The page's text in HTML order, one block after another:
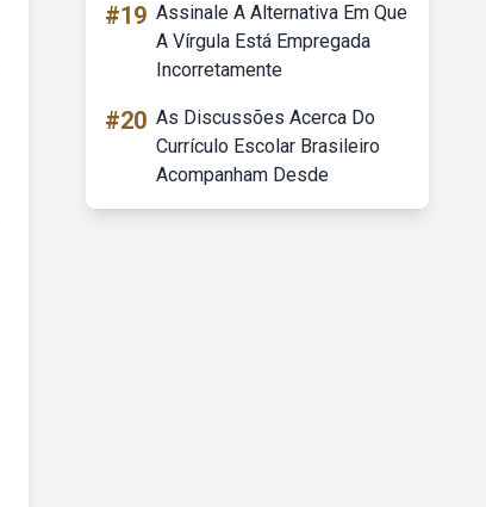
#19 Assinale A Alternativa Em Que
A Vírgula Está Empregada
Incorretamente
#20 As Discussões Acerca Do
Currículo Escolar Brasileiro
Acompanham Desde